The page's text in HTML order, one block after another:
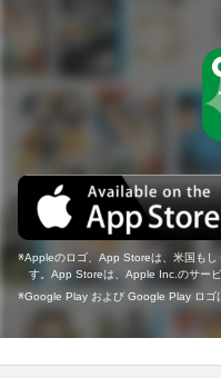
Appleのロゴ、App Storeは、米国も
す。App Storeは、Apple Inc.のサービ
Google Play および Google Play ロゴ